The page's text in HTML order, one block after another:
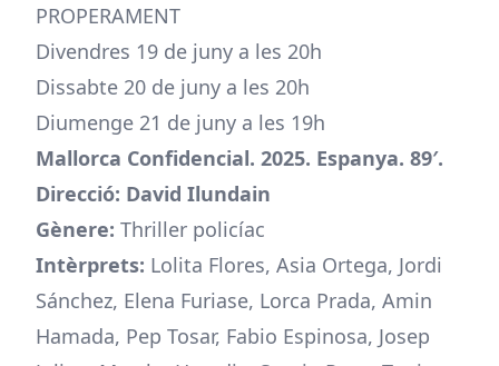
PROPERAMENT
Divendres 19 de juny a les 20h
Dissabte 20 de juny a les 20h
Diumenge 21 de juny a les 19h
Mallorca Confidencial. 2025. Espanya. 89′.
Direcció: David Ilundain
Gènere: Thriller policíac
Intèrprets: Lolita Flores, Asia Ortega, Jordi
Sánchez, Elena Furiase, Lorca Prada, Amin
Hamada, Pep Tosar, Fabio Espinosa, Josep